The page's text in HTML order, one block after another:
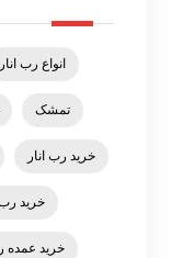
انواع رب انار
تمشک
خرید رب انار
خرید
خرید عمده